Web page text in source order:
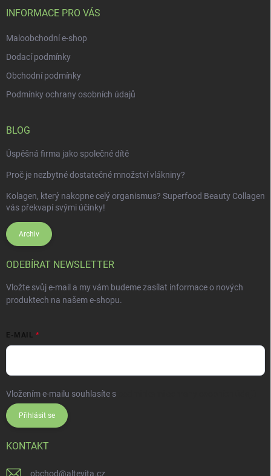
INFORMACE PRO VÁS
Maloobchodní e-shop
Dodací podmínky
Obchodní podmínky
Podmínky ochrany osobních údajů
BLOG
Úspěšná firma jako společné dítě
Proč je nezbytné dostatečné množství vlákniny?
Kolagen, který nakopne celý organismus? Superfood Beauty Collagen
vás překvapí svými účinky!
Archiv
ODEBÍRAT NEWSLETTER
Vložte svůj e-mail a my vám budeme zasílat informace o nových
produktech na našem e-shopu.
E-MAIL
Vložením e-mailu souhlasíte s
Přihlásit se
KONTAKT
obchod@altevita.cz